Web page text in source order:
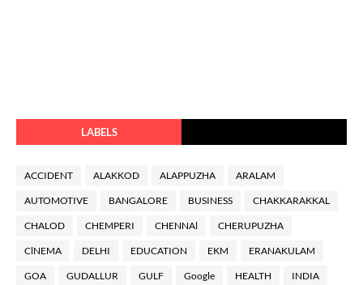
LABELS
ACCIDENT ALAKKOD ALAPPUZHA ARALAM
AUTOMOTIVE BANGALORE BUSINESS CHAKKARAKKAL
CHALOD CHEMPERI CHENNAl CHERUPUZHA
ClNEMA DELHI EDUCATION EKM ERANAKULAM
GOA GUDALLUR GULF Google HEALTH INDIA